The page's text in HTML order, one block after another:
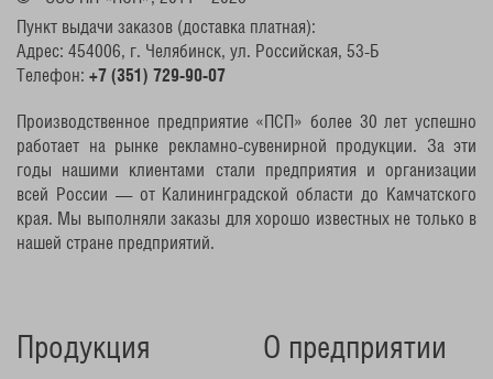
Пункт выдачи заказов (доставка платная):
Адрес: 454006, г. Челябинск, ул. Российская, 53-Б
Телефон: +7 (351) 729-90-07
Производственное предприятие «ПСП» более 30 лет успешно
работает на рынке рекламно-сувенирной продукции. За эти
годы нашими клиентами стали предприятия и организации
всей России — от Калининградской области до Камчатского
края. Мы выполняли заказы для хорошо известных не только в
нашей стране предприятий.
Продукция О предприятии